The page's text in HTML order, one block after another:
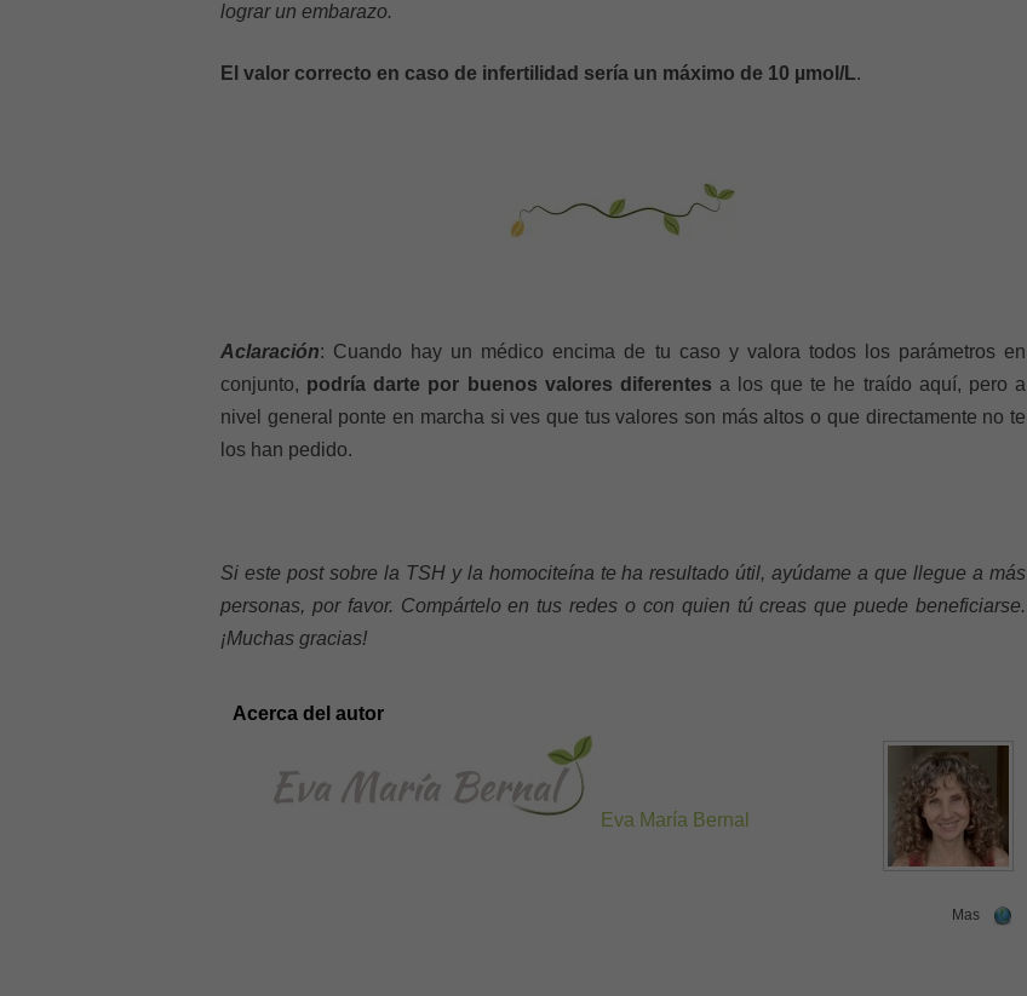
lograr un embarazo.
El valor correcto en caso de infertilidad sería un máximo de 10 µmol/L.
Aclaración: Cuando hay un médico encima de tu caso y valora todos los parámetros en
conjunto, podría darte por buenos valores diferentes a los que te he traído aquí, pero a
nivel general ponte en marcha si ves que tus valores son más altos o que directamente no te
los han pedido.
Si este post sobre la TSH y la homociteína te ha resultado útil, ayúdame a que llegue a más
personas, por favor. Compártelo en tus redes o con quien tú creas que puede beneficiarse.
¡Muchas gracias!
Acerca del autor
Eva María Bernal
Mas